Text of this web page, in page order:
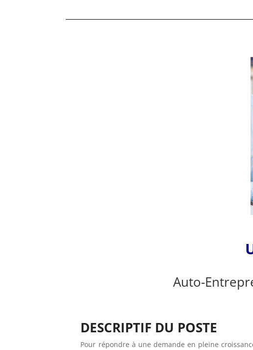
Auto-
DESCRIPTIF DU POSTE
Pour répondre à une demande en pleine